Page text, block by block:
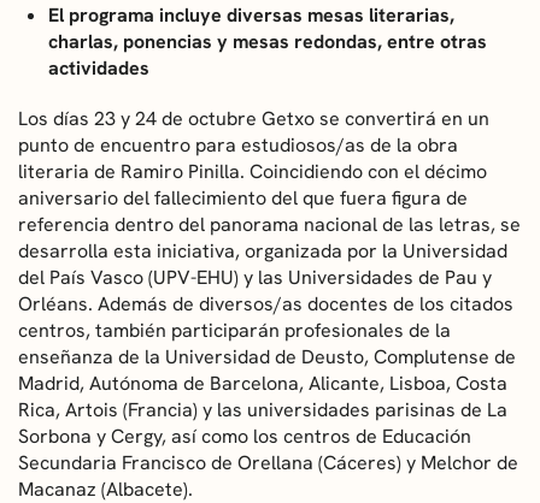
El programa incluye diversas mesas literarias,
charlas, ponencias y mesas redondas, entre otras
actividades
Los días 23 y 24 de octubre Getxo se convertirá en un
punto de encuentro para estudiosos/as de la obra
literaria de Ramiro Pinilla. Coincidiendo con el décimo
aniversario del fallecimiento del que fuera figura de
referencia dentro del panorama nacional de las letras, se
desarrolla esta iniciativa, organizada por la Universidad
del País Vasco (UPV-EHU) y las Universidades de Pau y
Orléans. Además de diversos/as docentes de los citados
centros, también participarán profesionales de la
enseñanza de la Universidad de Deusto, Complutense de
Madrid, Autónoma de Barcelona, Alicante, Lisboa, Costa
Rica, Artois (Francia) y las universidades parisinas de La
Sorbona y Cergy, así como los centros de Educación
Secundaria Francisco de Orellana (Cáceres) y Melchor de
Macanaz (Albacete).